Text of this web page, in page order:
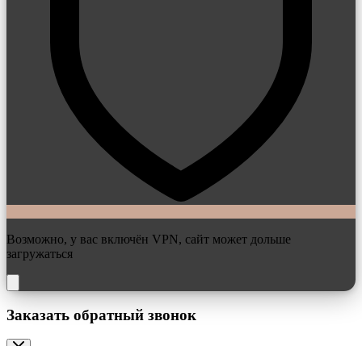
Возможно, у вас включён VPN, сайт может дольше
загружаться
Заказать обратный звонок